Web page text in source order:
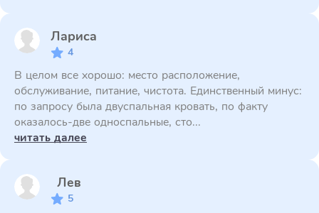
Лариса
4
В целом все хорошо: место расположение,
обслуживание, питание, чистота. Единственный минус:
по запросу была двуспальная кровать, по факту
оказалось-две односпальные, сто...
читать далее
Лев
5